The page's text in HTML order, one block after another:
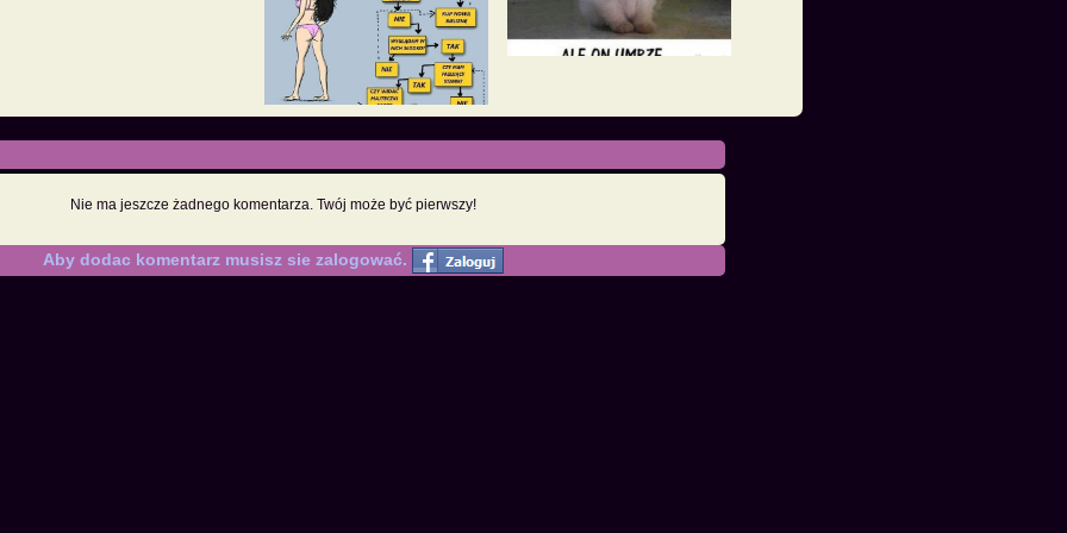
Nie ma jeszcze żadnego komentarza. Twój może być pierwszy!
Aby dodac komentarz musisz sie zalogować.